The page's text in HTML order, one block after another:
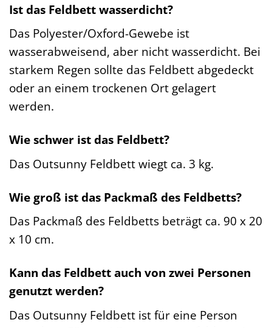
Ist das Feldbett wasserdicht?
Das Polyester/Oxford-Gewebe ist
wasserabweisend, aber nicht wasserdicht. Bei
starkem Regen sollte das Feldbett abgedeckt
oder an einem trockenen Ort gelagert
werden.
Wie schwer ist das Feldbett?
Das Outsunny Feldbett wiegt ca. 3 kg.
Wie groß ist das Packmaß des Feldbetts?
Das Packmaß des Feldbetts beträgt ca. 90 x 20
x 10 cm.
Kann das Feldbett auch von zwei Personen
genutzt werden?
Das Outsunny Feldbett ist für eine Person